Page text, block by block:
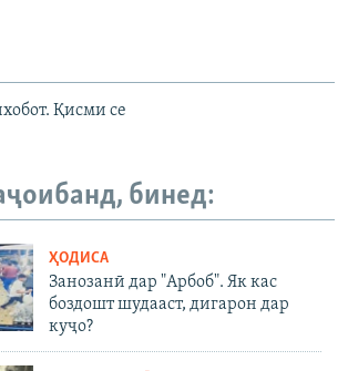
Қисми се
бинед:
ҲОДИСА
Занозанӣ дар "Арбоб". Як кас
боздошт шудааст, дигарон дар
куҷо?